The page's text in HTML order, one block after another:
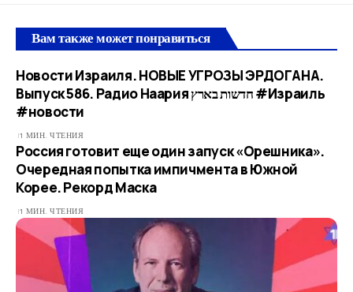
Вам также может понравиться
Новости Израиля. НОВЫЕ УГРОЗЫ ЭРДОГАНА.
Выпуск 586. Радио Наария חדשות בארץ #Израиль
#новости
1 МИН. ЧТЕНИЯ
Россия готовит еще один запуск «Орешника».
Очередная попытка импичмента в Южной
Корее. Рекорд Маска
1 МИН. ЧТЕНИЯ